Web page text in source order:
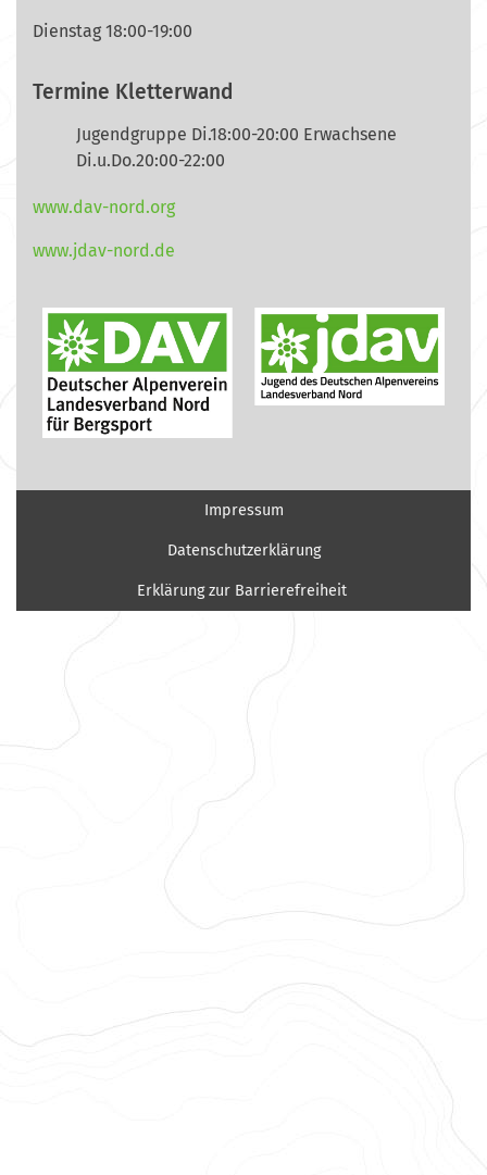
Dienstag 18:00-19:00
Termine Kletterwand
Jugendgruppe Di.18:00-20:00 Erwachsene
Di.u.Do.20:00-22:00
www.dav-nord.org
www.jdav-nord.de
Impressum
Datenschutzerklärung
Erklärung zur Barrierefreiheit